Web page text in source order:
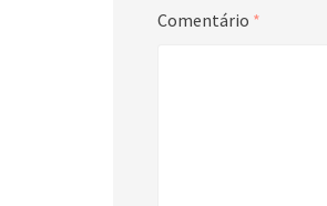
Comentário *